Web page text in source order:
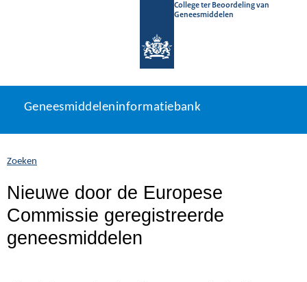
College ter Beoordeling van
Geneesmiddelen
naar
Geneesmiddeleninformatiebank
U
zich
hier:
Geneesmiddeleninformatiebank
Zoeken
Nieuwe door de Europese
Commissie geregistreerde
geneesmiddelen